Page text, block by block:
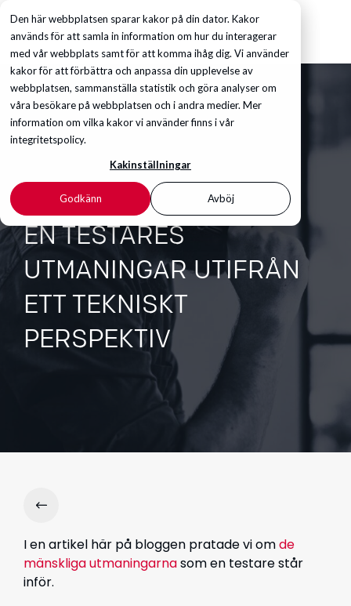
Den här webbplatsen sparar kakor på din dator. Kakor
används för att samla in information om hur du interagerar
med vår webbplats samt för att komma ihåg dig. Vi använder
kakor för att förbättra och anpassa din upplevelse av
webbplatsen, sammanställa statistik och göra analyser om
våra besökare på webbplatsen och i andra medier. Mer
information om vilka kakor vi använder finns i vår
integritetspolicy.
Kakinställningar
Godkänn Avböj
EN TESTARES
UTMANINGAR UTIFRÅN
ETT TEKNISKT
PERSPEKTIV
I en artikel här på bloggen pratade vi omde
mänskliga utmaningarnasom en testare står
inför.